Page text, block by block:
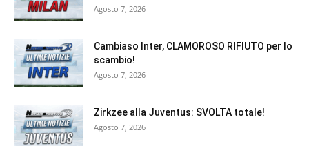
Agosto 7, 2026
Cambiaso Inter, CLAMOROSO RIFIUTO per lo
scambio!
Agosto 7, 2026
Zirkzee alla Juventus: SVOLTA totale!
Agosto 7, 2026